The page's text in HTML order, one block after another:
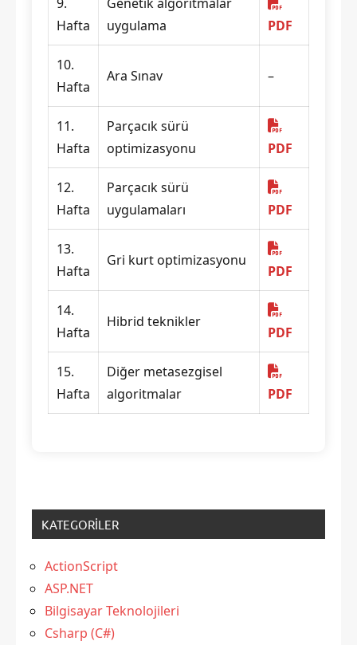
Hafta
uygulama
PDF
10.
Hafta
Ara Sınav –
11.
Hafta
Parçacık sürü
optimizasyonu
PDF
12.
Hafta
Parçacık sürü
uygulamaları
PDF
13.
Hafta
Gri kurt optimizasyonu
PDF
14.
Hafta
Hibrid teknikler
PDF
15.
Hafta
Diğer metasezgisel
algoritmalar
PDF
KATEGORILER
ActionScript
ASP.NET
Bilgisayar Teknolojileri
Csharp (C#)